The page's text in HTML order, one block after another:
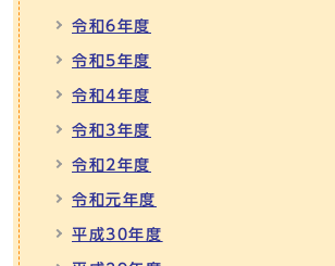
令和6年度
令和5年度
令和4年度
令和3年度
令和2年度
令和元年度
平成30年度